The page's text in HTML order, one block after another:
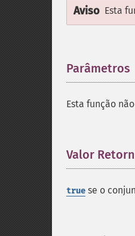
Aviso Esta
Parâmetros
Esta função
Valor
true se o